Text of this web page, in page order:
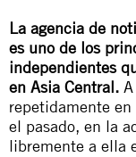
La agencia de
es uno de los
independientes
en Asia Central.
repetidamente
el pasado, en la
libremente a ella